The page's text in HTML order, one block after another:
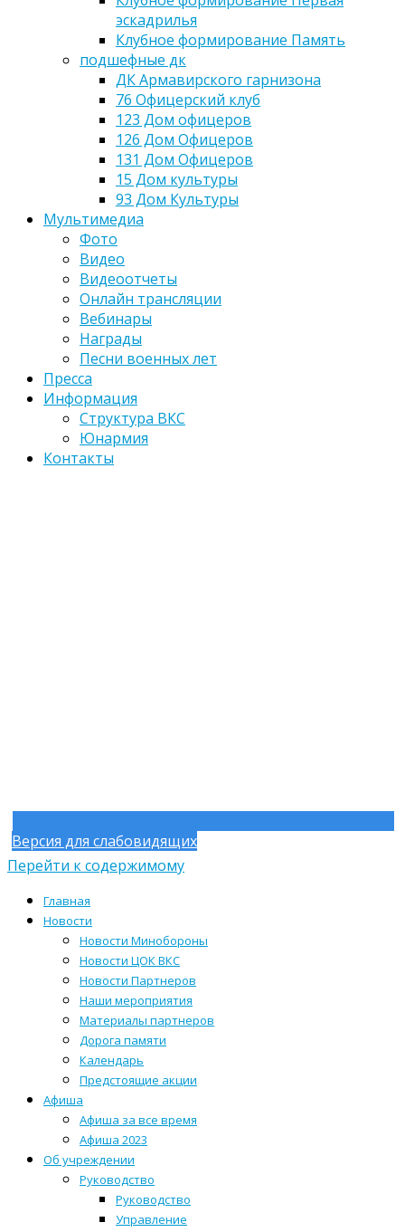
эскадрилья
Клубное формирование Память
подшефные дк
ДК Армавирского гарнизона
76 Офицерский клуб
123 Дом офицеров
126 Дом Офицеров
131 Дом Офицеров
15 Дом культуры
93 Дом Культуры
Мультимедиа
Фото
Видео
Видеоотчеты
Онлайн трансляции
Вебинары
Награды
Песни военных лет
Пресса
Информация
Структура ВКС
Юнармия
Контакты
Версия для слабовидящих
Перейти к содержимому
Главная
Новости
Новости Минобороны
Новости ЦОК ВКС
Новости Партнеров
Наши мероприятия
Материалы партнеров
Дорога памяти
Календарь
Предстоящие акции
Афиша
Афиша за все время
Афиша 2023
Об учреждении
Руководство
Руководство
Управление